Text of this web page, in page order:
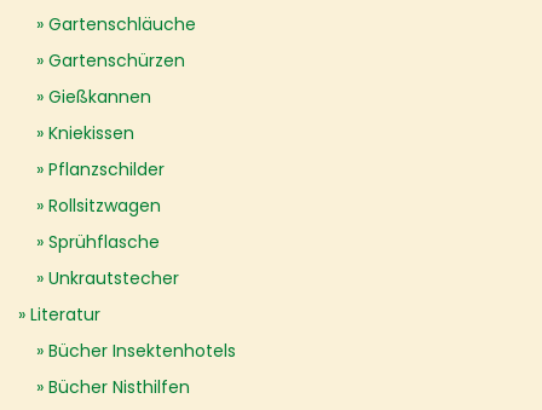
Gartenschläuche
Gartenschürzen
Gießkannen
Kniekissen
Pflanzschilder
Rollsitzwagen
Sprühflasche
Unkrautstecher
Literatur
Bücher Insektenhotels
Bücher Nisthilfen